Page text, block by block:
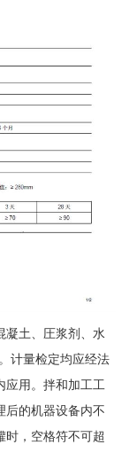
凝土、圧浆剂、水
计量检定均应经法
应用。拌和加工工
后的机器设备内不
时，空格符不可超